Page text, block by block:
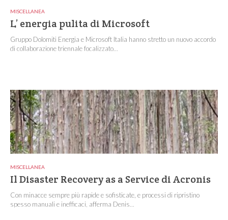
MISCELLANEA
L’ energia pulita di Microsoft
Gruppo Dolomiti Energia e Microsoft Italia hanno stretto un nuovo accordo
di collaborazione triennale focalizzato...
MISCELLANEA
Il Disaster Recovery as a Service di Acronis
Con minacce sempre più rapide e sofisticate, e processi di ripristino
spesso manuali e inefficaci, afferma Denis...